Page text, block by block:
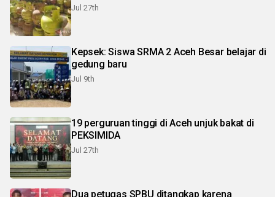
Jul 27th
Kepsek: Siswa SRMA 2 Aceh Besar belajar di
gedung baru
Jul 9th
19 perguruan tinggi di Aceh unjuk bakat di
PEKSIMIDA
Jul 27th
Dua petugas SPBU ditangkap karena